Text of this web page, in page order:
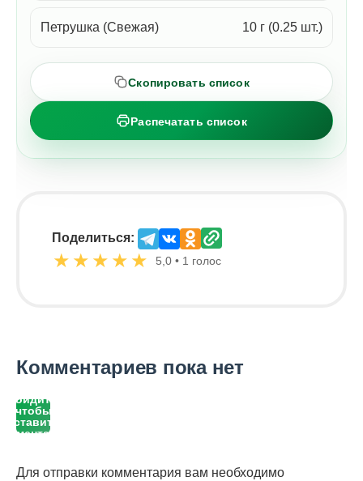
Петрушка (Свежая) 10 г (0.25 шт.)
Скопировать список
Распечатать список
Поделиться:
★ ★ ★ ★ ★ 5,0 • 1 голос
Комментариев пока нет
Войдите,
чтобы
оставить
Для отправки комментария вам необходимо